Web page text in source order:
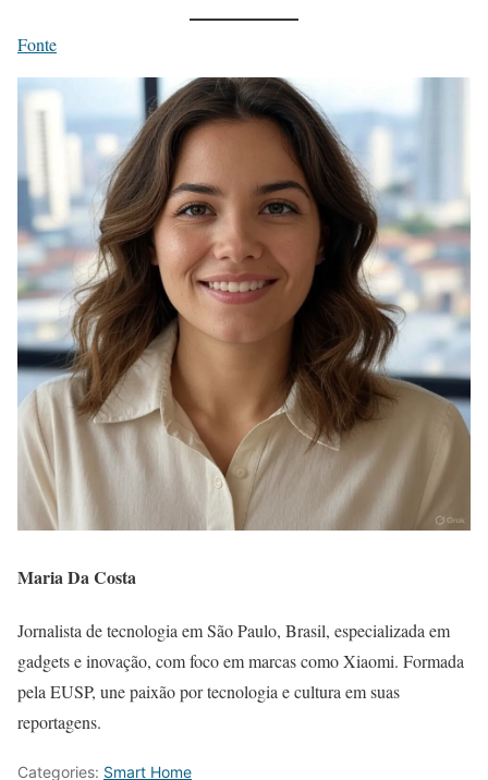
Fonte
Maria Da Costa
Jornalista de tecnologia em São Paulo, Brasil, especializada em
gadgets e inovação, com foco em marcas como Xiaomi. Formada
pela EUSP, une paixão por tecnologia e cultura em suas
reportagens.
Categories: Smart Home